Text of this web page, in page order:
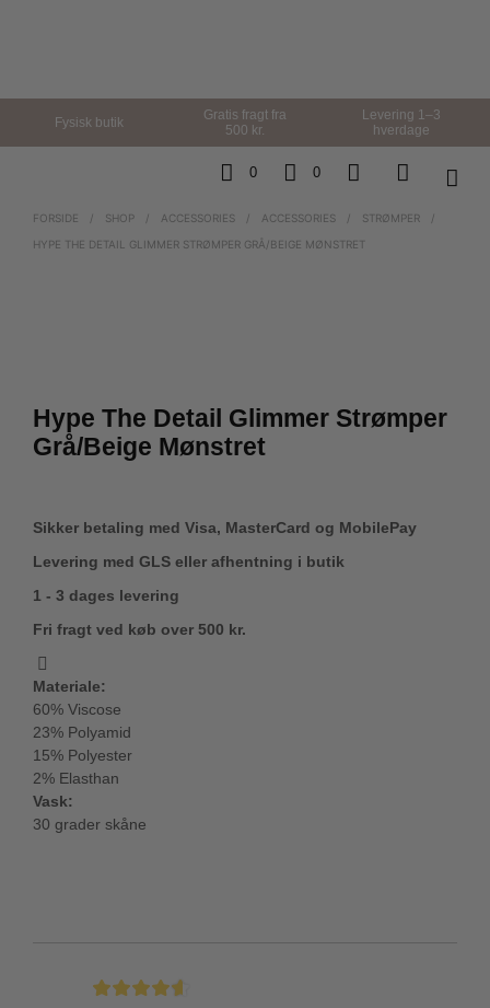
Fysisk butik
Gratis fragt fra
500 kr.
Levering 1–3
hverdage
0 0
FORSIDE / SHOP / ACCESSORIES / ACCESSORIES / STRØMPER
/
HYPE THE DETAIL GLIMMER STRØMPER GRÅ/BEIGE MØNSTRET
Hype The Detail Glimmer Strømper
Grå/Beige Mønstret
Sikker betaling med Visa, MasterCard og MobilePay
Levering med GLS eller afhentning i butik
1 - 3 dages levering
Fri fragt ved køb over 500 kr.
Materiale:
60% Viscose
23% Polyamid
15% Polyester
2% Elasthan
Vask:
30 grader skåne